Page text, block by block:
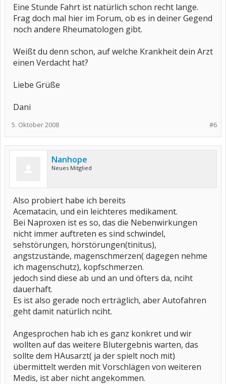
Eine Stunde Fahrt ist natürlich schon recht lange.
Frag doch mal hier im Forum, ob es in deiner Gegend
noch andere Rheumatologen gibt.
Weißt du denn schon, auf welche Krankheit dein Arzt
einen Verdacht hat?
Liebe Grüße
Dani
#6
5. Oktober 2008
Nanhope
Neues Mitglied
Also probiert habe ich bereits
Acematacin, und ein leichteres medikament.
Bei Naproxen ist es so, das die Nebenwirkungen
nicht immer auftreten es sind schwindel,
sehstörungen, hörstörungen(tinitus),
angstzustände, magenschmerzen( dagegen nehme
ich magenschutz), kopfschmerzen.
jedoch sind diese ab und an und öfters da, nciht
dauerhaft.
Es ist also gerade noch erträglich, aber Autofahren
geht damit natürlich nciht.
Angesprochen hab ich es ganz konkret und wir
wollten auf das weitere Blutergebnis warten, das
sollte dem HAusarzt( ja der spielt noch mit)
übermittelt werden mit Vorschlägen von weiteren
Medis, ist aber nicht angekommen.